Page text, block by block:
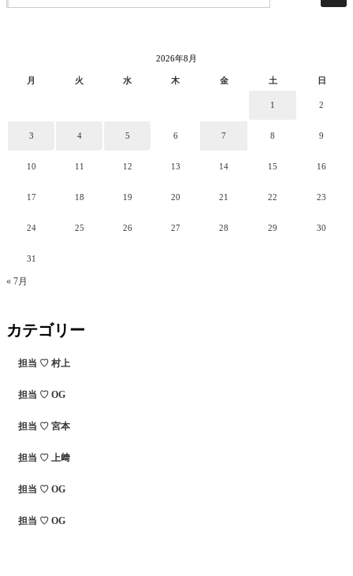
2026年8月
月 火 水 木 金 土 日
1 2
3 4 5 6 7 8 9
10 11 12 13 14 15 16
17 18 19 20 21 22 23
24 25 26 27 28 29 30
31
« 7月
カテゴリー
担当 ♡ 村上
担当 ♡ OG
担当 ♡ 宮本
担当 ♡ 上﨑
担当 ♡ OG
担当 ♡ OG